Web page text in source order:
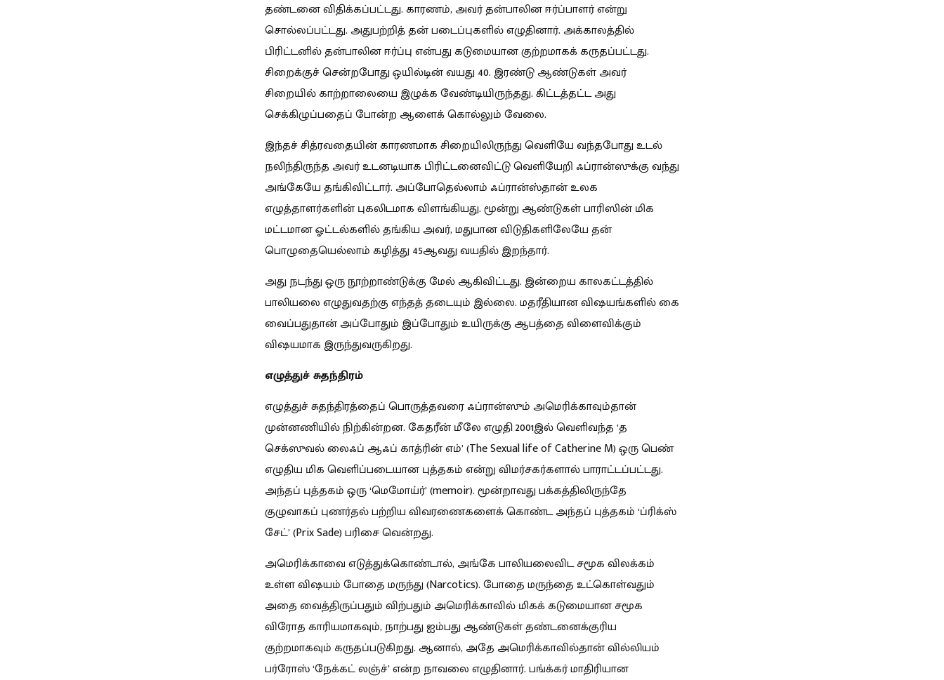
தண்டனை விதிக்கப்பட்டது. காரணம், அவர் தன்பாலின ஈர்ப்பாளர் என்று
சொல்லப்பட்டது. அதுபற்றித் தன் படைப்புகளில் எழுதினார். அக்காலத்தில்
பிரிட்டனில் தன்பாலின ஈர்ப்பு என்பது கடுமையான குற்றமாகக் கருதப்பட்டது.
சிறைக்குச் சென்றபோது ஒயில்டின் வயது 40. இரண்டு ஆண்டுகள் அவர்
சிறையில் காற்றாலையை இழுக்க வேண்டியிருந்தது. கிட்டத்தட்ட அது
செக்கிழுப்பதைப் போன்ற ஆளைக் கொல்லும் வேலை.
இந்தச் சித்ரவதையின் காரணமாக சிறையிலிருந்து வெளியே வந்தபோது உடல்
நலிந்திருந்த அவர் உடனடியாக பிரிட்டனைவிட்டு வெளியேறி ஃப்ரான்ஸுக்கு வந்து
அங்கேயே தங்கிவிட்டார். அப்போதெல்லாம் ஃப்ரான்ஸ்தான் உலக
எழுத்தாளர்களின் புகலிடமாக விளங்கியது. மூன்று ஆண்டுகள் பாரிஸின் மிக
மட்டமான ஓட்டல்களில் தங்கிய அவர், மதுபான விடுதிகளிலேயே தன்
பொழுதையெல்லாம் கழித்து 45ஆவது வயதில் இறந்தார்.
அது நடந்து ஒரு நூற்றாண்டுக்கு மேல் ஆகிவிட்டது. இன்றைய காலகட்டத்தில்
பாலியலை எழுதுவதற்கு எந்தத் தடையும் இல்லை. மதரீதியான விஷயங்களில் கை
வைப்பதுதான் அப்போதும் இப்போதும் உயிருக்கு ஆபத்தை விளைவிக்கும்
விஷயமாக இருந்துவருகிறது.
எழுத்துச் சுதந்திரம்
எழுத்துச் சுதந்திரத்தைப் பொருத்தவரை ஃப்ரான்ஸும் அமெரிக்காவும்தான்
முன்னணியில் நிற்கின்றன. கேதரீன் மீலே எழுதி 2001இல் வெளிவந்த ‘த
செக்ஸுவல் லைஃப் ஆஃப் காத்ரின் எம்’ (The Sexual life of Catherine M) ஒரு பெண்
எழுதிய மிக வெளிப்படையான புத்தகம் என்று விமர்சகர்களால் பாராட்டப்பட்டது.
அந்தப் புத்தகம் ஒரு ‘மெமோய்ர்’ (memoir). மூன்றாவது பக்கத்திலிருந்தே
குழுவாகப் புணர்தல் பற்றிய விவரணைகளைக் கொண்ட அந்தப் புத்தகம் ‘ப்ரிக்ஸ்
சேட்’ (Prix Sade) பரிசை வென்றது.
அமெரிக்காவை எடுத்துக்கொண்டால், அங்கே பாலியலைவிட சமூக விலக்கம்
உள்ள விஷயம் போதை மருந்து (Narcotics). போதை மருந்தை உட்கொள்வதும்
அதை வைத்திருப்பதும் விற்பதும் அமெரிக்காவில் மிகக் கடுமையான சமூக
விரோத காரியமாகவும், நாற்பது ஐம்பது ஆண்டுகள் தண்டனைக்குரிய
குற்றமாகவும் கருதப்படுகிறது. ஆனால், அதே அமெரிக்காவில்தான் வில்லியம்
பர்ரோஸ் ‘நேக்கட் லஞ்ச்’ என்ற நாவலை எழுதினார். பங்க்கர் மாதிரியான